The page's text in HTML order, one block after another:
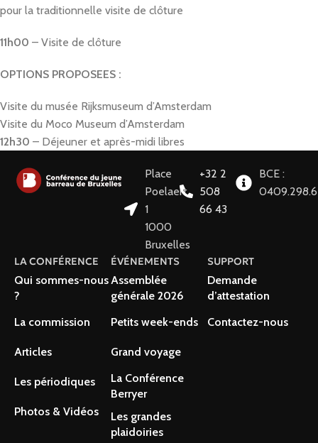
pour la traditionnelle visite de clôture
11h00 – Visite de clôture
OPTIONS PROPOSEES :
Visite du musée Rijksmuseum d’Amsterdam
Visite du Moco Museum d’Amsterdam
12h30 – Déjeuner et après-midi libres
Place
Poelaert
1
1000
Bruxelles
+32 2
508
66 43
BCE :
LA CONFÉRENCE
Qui sommes-nous
?
La commission
Articles
Les périodiques
Photos & Vidéos
ÉVÉNEMENTS
Assemblée
générale 2026
Petits week-ends
Grand voyage
La Conférence
Berryer
Les grandes
plaidoiries
SUPPORT
Demande
d’attestation
Contactez-nous